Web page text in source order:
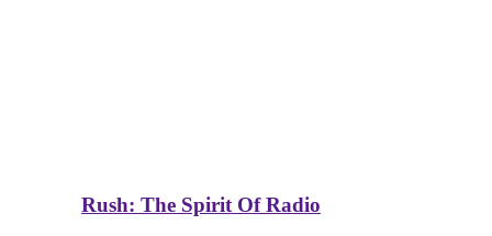
Rush: The Spirit Of Radio